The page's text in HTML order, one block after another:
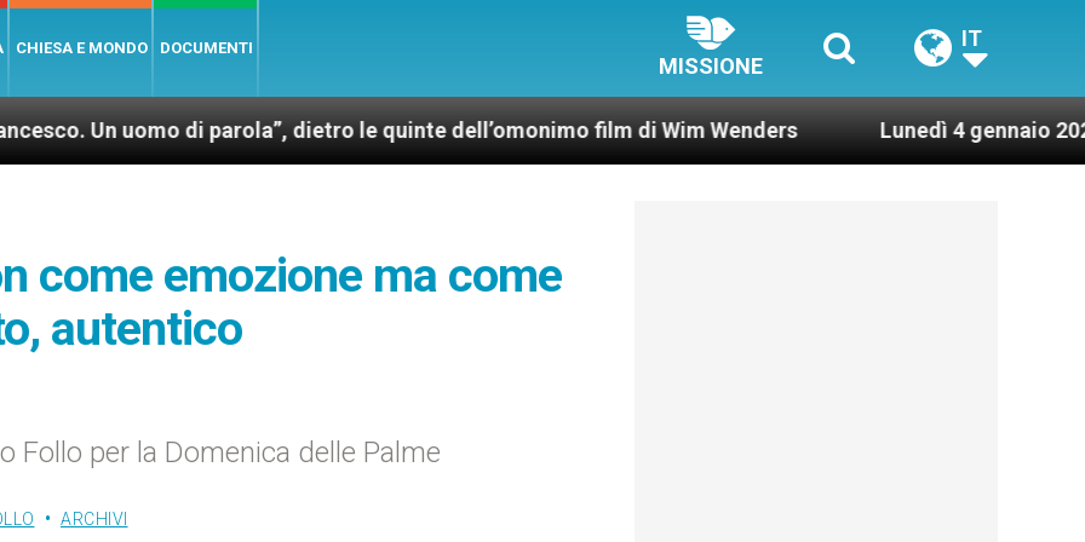
CHIESA E MONDO DOCUMENTI
MISSIONE
IT
di parola”, dietro le quinte dell’omonimo film di Wim Wenders Lunedì 4 gennaio 2021: Possesso
come emozione ma come
autentico
Follo per la Domenica delle Palme
ARCHIVI